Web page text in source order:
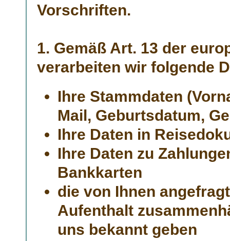
Vorschriften.
1. Gemäß Art. 13 der
verarbeiten wir folgende
Ihre Stammdaten
Mail, Geburtsdatum,
Ihre Daten in
Ihre Daten zu
Bankkarten
die von Ihnen
Aufenthalt
uns bekannt geben